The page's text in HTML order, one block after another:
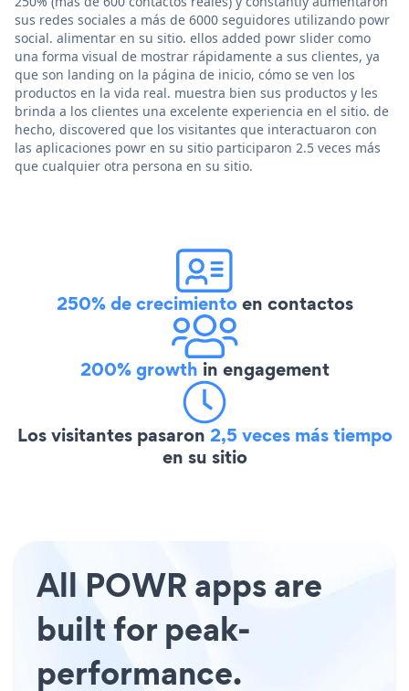
sus redes sociales a más de 6000 seguidores utilizando powr
social. alimentar en su sitio. ellos added powr slider como
una forma visual de mostrar rápidamente a sus clientes, ya
que son landing on la página de inicio, cómo se ven los
productos en la vida real. muestra bien sus productos y les
brinda a los clientes una excelente experiencia en el sitio. de
hecho, discovered que los visitantes que interactuaron con
las aplicaciones powr en su sitio participaron 2.5 veces más
que cualquier otra persona en su sitio.
250% de crecimientoen contactos
200% growth in engagement
Los visitantes pasaron 2,5 veces más tiempo
en su sitio
All POWR apps are
built for peak-
performance.